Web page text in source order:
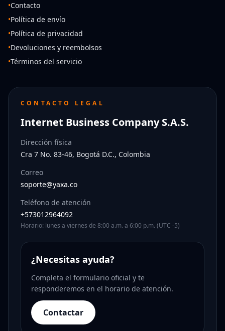
•Contacto
•Política de envío
•Política de privacidad
•Devoluciones y reembolsos
•Términos del servicio
CONTACTO LEGAL
Internet Business Company S.A.S.
Dirección física
Cra 7 No. 83-46, Bogotá D.C., Colombia
Correo
soporte@yaxa.co
Teléfono de atención
+573012964092
Horario: lunes a viernes de 8:00 a.m. a 6:00 p.m. (UTC -5)
¿Necesitas ayuda?
Completa el formulario oficial y te
responderemos en el horario de atención.
Contactar